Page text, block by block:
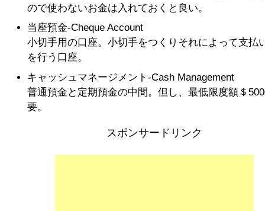
ので使わないお金は入れておくと良い。
当座預金-Cheque Account
小切手用の口座。小切手をつくりそれによって支払
を行う口座。
キャッシュマネージメント-Cash Management
普通預金と定期預金の中間。但し、最低限度額＄
要。
スポンサードリンク